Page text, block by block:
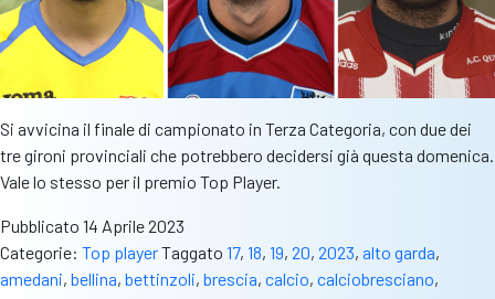
Si avvicina il finale di campionato in Terza Categoria, con due dei
tre gironi provinciali che potrebbero decidersi già questa domenica.
Vale lo stesso per il premio Top Player.
Pubblicato 14 Aprile 2023
Categorie: Top playerTaggato 17, 18, 19, 20, 2023, alto garda,
amedani, bellina, bettinzoli, brescia, calcio, calciobresciano,